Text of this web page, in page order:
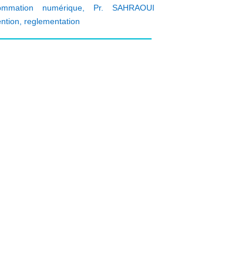
numérique, Pr. SAHRAOUI
, reglementation